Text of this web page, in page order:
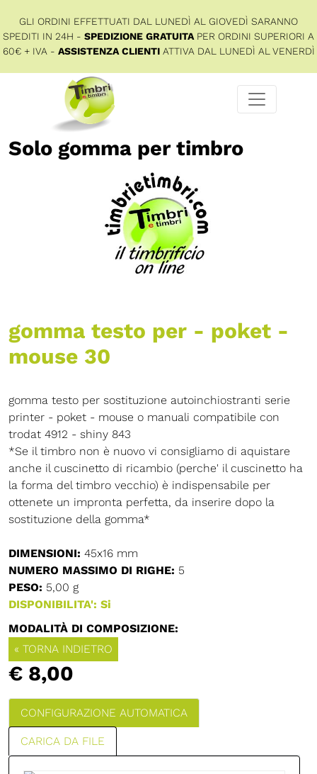
GLI ORDINI EFFETTUATI DAL LUNEDÌ AL GIOVEDÌ SARANNO
SPEDITI IN 24H - SPEDIZIONE GRATUITA PER ORDINI SUPERIORI A
60€ + IVA - ASSISTENZA CLIENTIATTIVA DAL LUNEDÌ AL VENERDÌ
Solo gomma per timbro
gomma testo per - poket -
mouse 30
gomma testo per sostituzione autoinchiostranti serie
printer - poket - mouse o manuali compatibile con
trodat 4912 - shiny 843
*Se il timbro non è nuovo vi consigliamo di aquistare
anche il cuscinetto di ricambio (perche' il cuscinetto ha
la forma del timbro vecchio) è indispensabile per
ottenete un impronta perfetta, da inserire dopo la
sostituzione della gomma*
DIMENSIONI: 45x16 mm
NUMERO MASSIMO DI RIGHE: 5
PESO: 5,00 g
DISPONIBILITA': Si
MODALITÀ DI COMPOSIZIONE:
« TORNA INDIETRO
€ 8,00
CONFIGURAZIONE AUTOMATICA
CARICA DA FILE